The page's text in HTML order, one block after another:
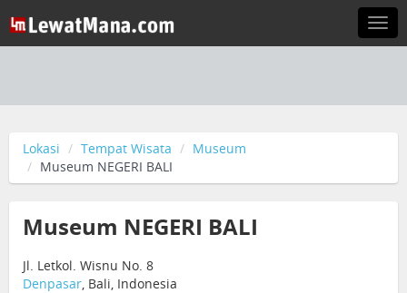
Lokasi Tempat Wisata
Museum
Museum NEGERI BALI
Museum NEGERI BALI
Jl. Letkol. Wisnu No. 8
Denpasar, Bali, Indonesia